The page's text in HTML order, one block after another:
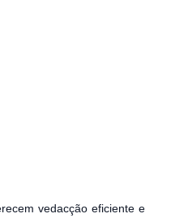
vedacção eficiente e